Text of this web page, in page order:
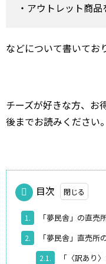
・アウトレット商
などについて書いてお
チーズが好きな方、お
後までお読みください。
目次
1. 「夢民舎」の直売
2. 「夢民舎」直売所
2.1. 「〈訳あり